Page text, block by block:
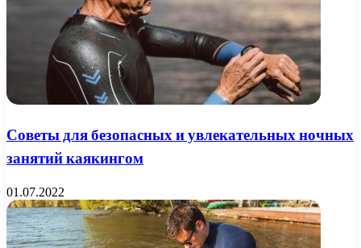
Советы для безопасных и увлекательных ночных
занятий каякингом
01.07.2022